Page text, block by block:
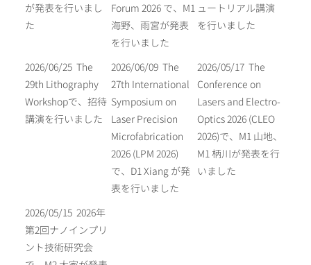
が発表を行いまし
た
Forum 2026 で、M1
海野、雨宮が発表
を行いました
ュートリアル講演
を行いました
2026/06/25 The
29th Lithography
Workshopで、招待
講演を行いました
2026/06/09 The
27th International
Symposium on
Laser Precision
Microfabrication
2026 (LPM 2026)
で、D1 Xiang が発
表を行いました
2026/05/17 The
Conference on
Lasers and Electro-
Optics 2026 (CLEO
2026)で、M1 山地、
M1 柄川が発表を行
いました
2026/05/15 2026年
第2回ナノインプリ
ント技術研究会